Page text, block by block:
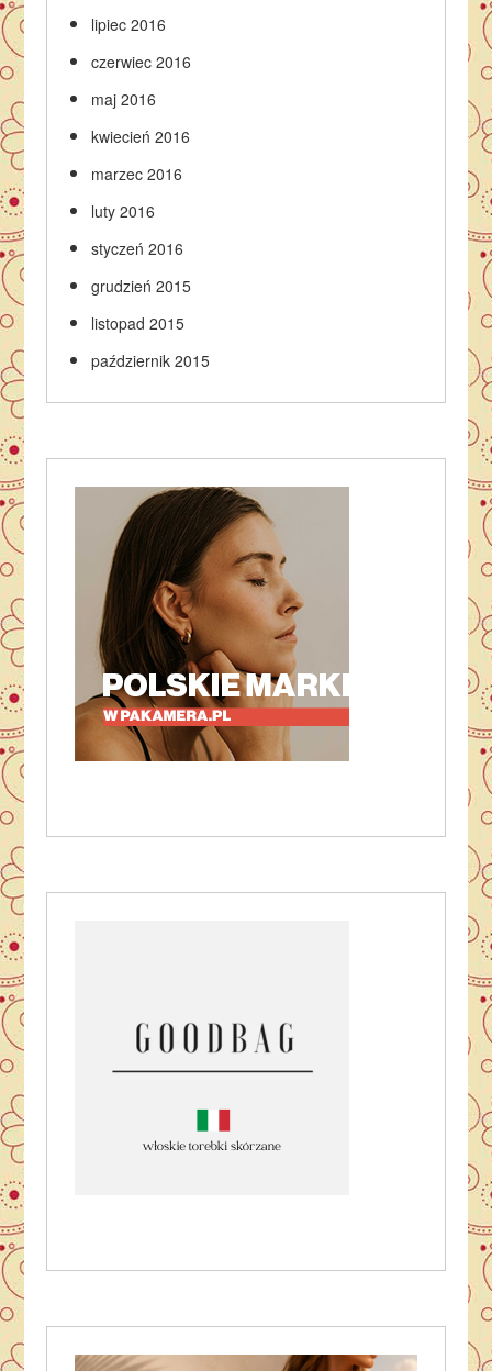
lipiec 2016
czerwiec 2016
maj 2016
kwiecień 2016
marzec 2016
luty 2016
styczeń 2016
grudzień 2015
listopad 2015
październik 2015